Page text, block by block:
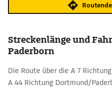
Streckenlänge und
Paderborn
Die Route über die A 7
A 44 Richtung Dortmund/